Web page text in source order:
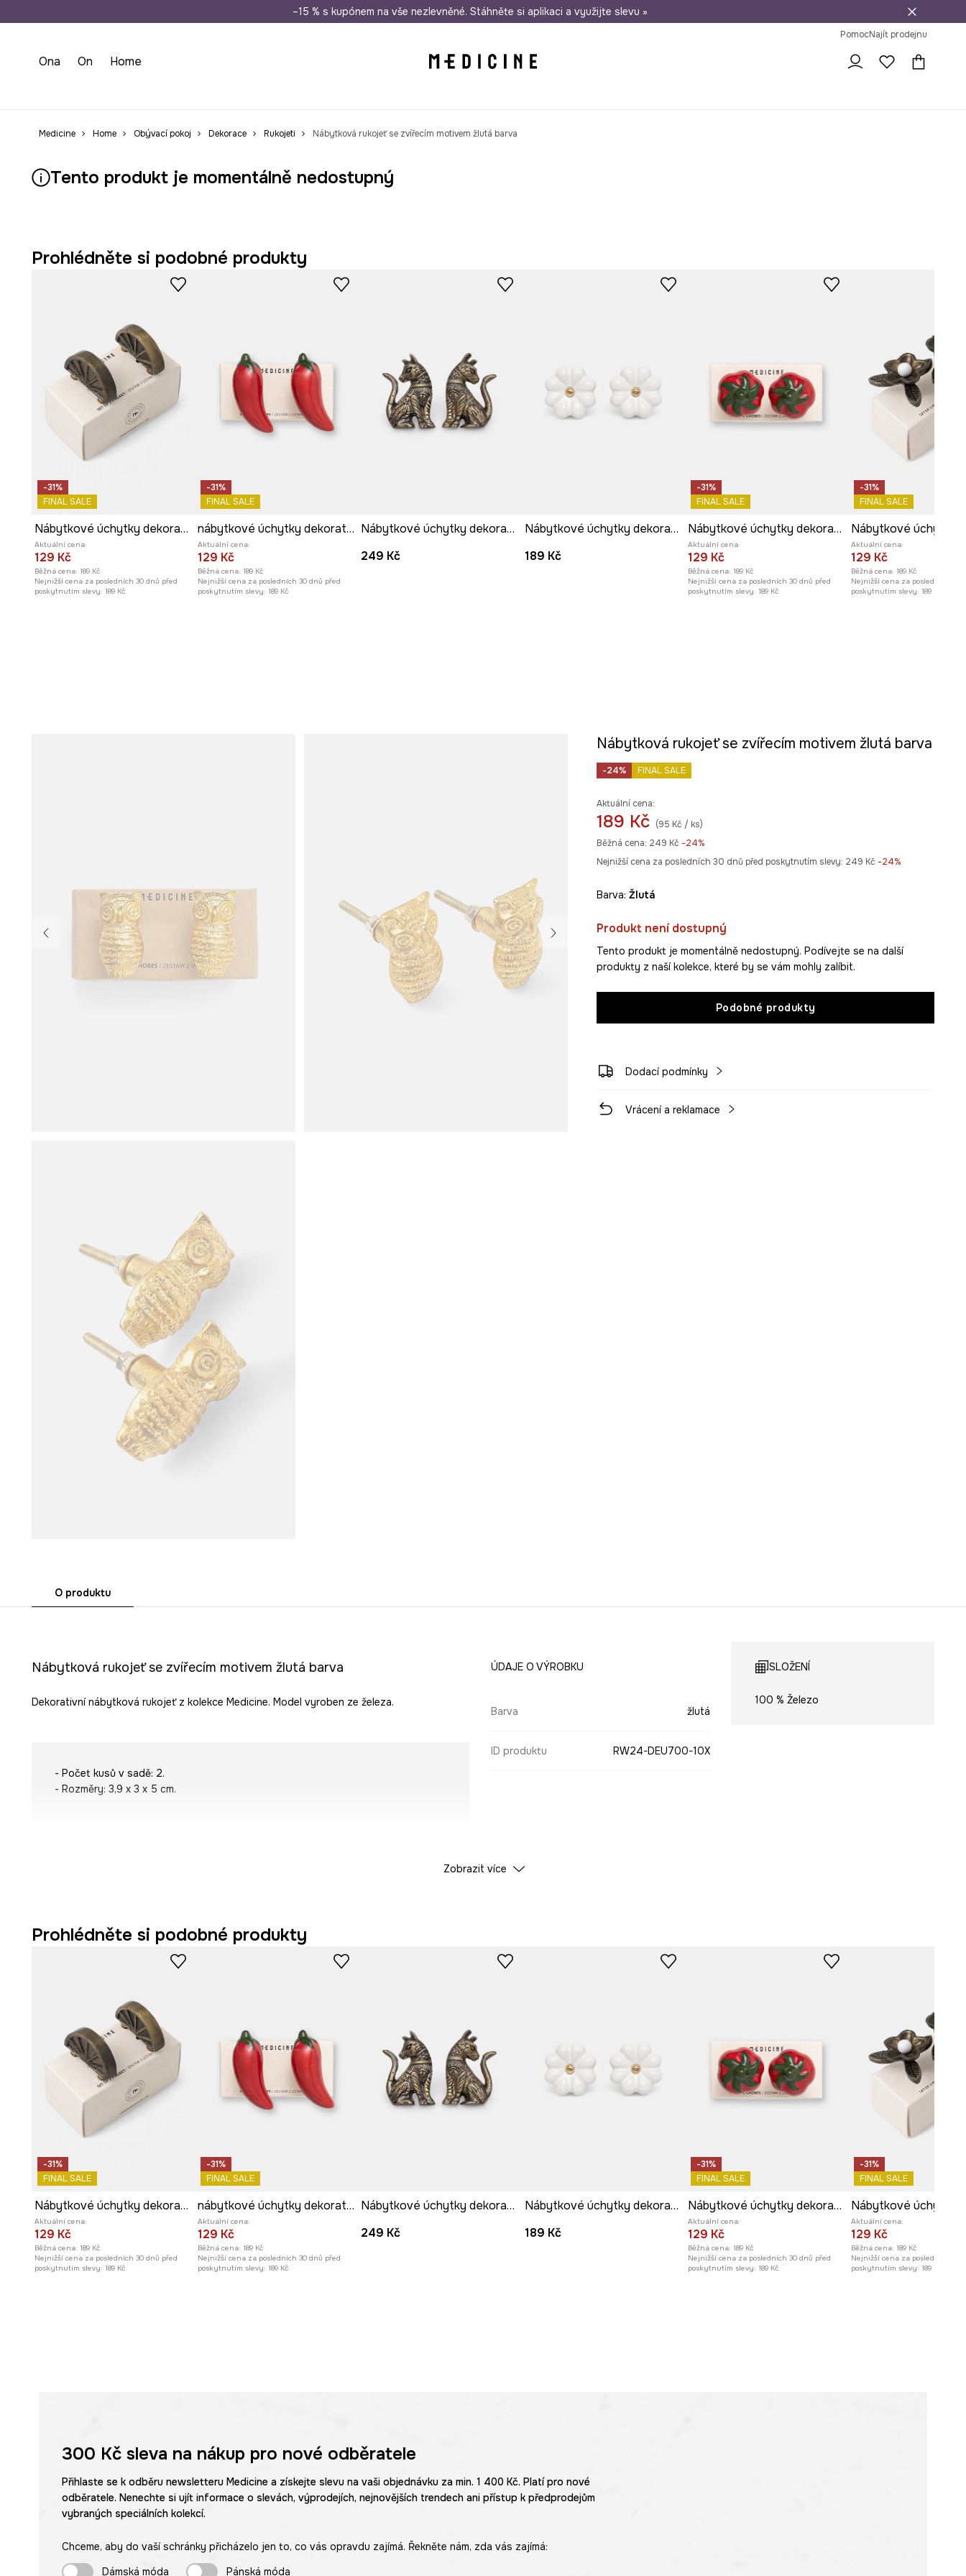
Doprava zdarma při nákupu nad 1 200 Kč Odeslání i do 24 hodin 30 dní na vrácení zboží
–15 % s kupónem na vše nezlevněné. Stáhněte si aplikaci a využijte slevu »
PomocNajít prodejnu
Ona On Home
Medicine Home Obývací pokoj Dekorace Rukojeti Nábytková rukojeť se zvířecím motivem žlutá barva
Tento produkt je momentálně nedostupný
Prohlédněte si podobné produkty
-31%
FINAL SALE
Nábytkové úchytky dekorativní z patinovaného kovu
Aktuální cena:
129 Kč
Běžná cena: 189 Kč
Nejnižší cena za posledních 30 dnů před
poskytnutím slevy: 189 Kč
-31%
FINAL SALE
nábytkové úchytky dekorativní z porcelánu
Aktuální cena:
129 Kč
Běžná cena: 189 Kč
Nejnižší cena za posledních 30 dnů před
poskytnutím slevy: 189 Kč
Nábytkové úchytky dekorativní z patinovaného kovu
249 Kč
Nábytkové úchytky dekorativní z porcelánu
189 Kč
-31%
FINAL SALE
Nábytkové úchytky dekorativní z porcelánu
Aktuální cena:
129 Kč
Běžná cena: 189 Kč
Nejnižší cena za posledních 30 dnů před
poskytnutím slevy: 189 Kč
-31%
FINAL SALE
Aktuální cena:
129 Kč
Běžná cena: 189 Kč
Nejnižší cena za posledních 30
poskytnutím slevy: 189 Kč
Nábytková rukojeť se zvířecím motivem žlutá barva
-24% FINAL SALE
Aktuální cena:
189 Kč (95 Kč / ks)
Běžná cena: 249 Kč -24%
Nejnižší cena za posledních 30 dnů před poskytnutím slevy: 249 Kč -24%
Barva: žlutá
Produkt není dostupný
Tento produkt je momentálně nedostupný. Podívejte se na další
produkty z naší kolekce, které by se vám mohly zalíbit.
Podobné produkty
Dodací podmínky
Vrácení a reklamace
O produktu
Nábytková rukojeť se zvířecím motivem žlutá barva
Dekorativní nábytková rukojeť z kolekce Medicine. Model vyroben ze železa.
- Počet kusů v sadě: 2.
- Rozměry: 3,9 x 3 x 5 cm.
ÚDAJE O VÝROBKU
Barva žlutá
ID produktu RW24-DEU700-10X
SLOŽENÍ
100 % Železo
Zobrazit více
Prohlédněte si podobné produkty
-31%
FINAL SALE
Nábytkové úchytky dekorativní z patinovaného kovu
Aktuální cena:
129 Kč
Běžná cena: 189 Kč
Nejnižší cena za posledních 30 dnů před
poskytnutím slevy: 189 Kč
-31%
FINAL SALE
nábytkové úchytky dekorativní z porcelánu
Aktuální cena:
129 Kč
Běžná cena: 189 Kč
Nejnižší cena za posledních 30 dnů před
poskytnutím slevy: 189 Kč
Nábytkové úchytky dekorativní z patinovaného kovu
249 Kč
Nábytkové úchytky dekorativní z porcelánu
189 Kč
-31%
FINAL SALE
Nábytkové úchytky dekorativní z porcelánu
Aktuální cena:
129 Kč
Běžná cena: 189 Kč
Nejnižší cena za posledních 30 dnů před
poskytnutím slevy: 189 Kč
-31%
FINAL SALE
Aktuální cena:
129 Kč
Běžná cena: 189 Kč
Nejnižší cena za posledních 30
poskytnutím slevy: 189 Kč
300 Kčsleva na nákup pro nové odběratele
Přihlaste se k odběru newsletteru Medicine a získejte slevu na vaši objednávku za min. 1 400 Kč. Platí pro nové
odběratele. Nenechte si ujít informace o slevách, výprodejích, nejnovějších trendech ani přístup k předprodejům
vybraných speciálních kolekcí.
Chceme, aby do vaší schránky přicházelo jen to, co vás opravdu zajímá. Řekněte nám, zda vás zajímá:
Dámská móda
Pánská móda